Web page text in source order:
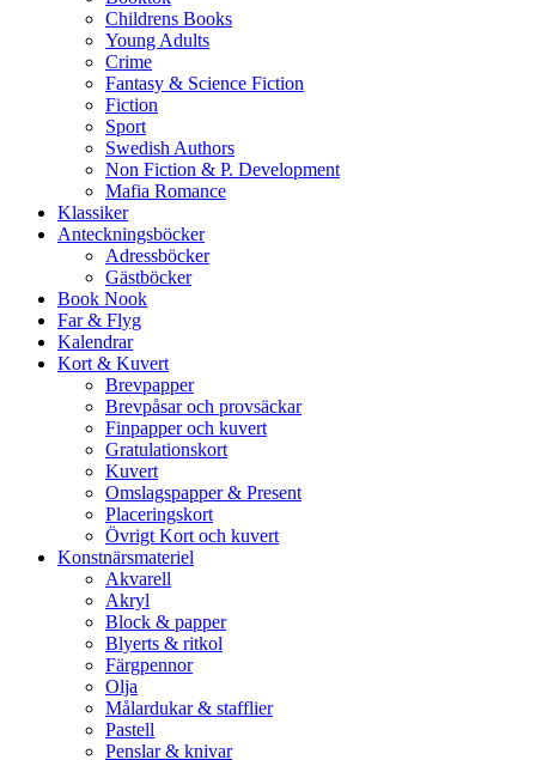
Childrens Books
Young Adults
Crime
Fantasy & Science Fiction
Fiction
Sport
Swedish Authors
Non Fiction & P. Development
Mafia Romance
Klassiker
Anteckningsböcker
Adressböcker
Gästböcker
Book Nook
Far & Flyg
Kalendrar
Kort & Kuvert
Brevpapper
Brevpåsar och provsäckar
Finpapper och kuvert
Gratulationskort
Kuvert
Omslagspapper & Present
Placeringskort
Övrigt Kort och kuvert
Konstnärsmateriel
Akvarell
Akryl
Block & papper
Blyerts & ritkol
Färgpennor
Olja
Målardukar & stafflier
Pastell
Penslar & knivar